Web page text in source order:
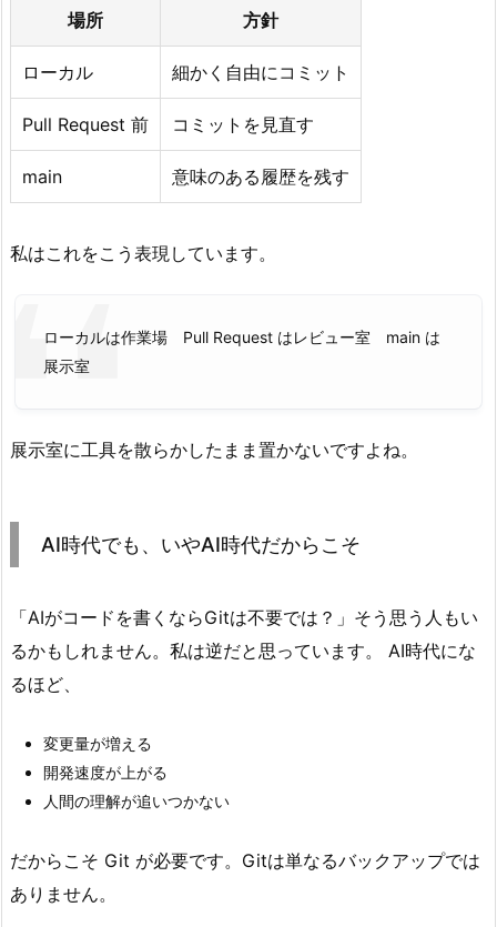
場所
方針
ローカル 細かく自由にコミット
Pull Request 前 コミットを見直す
main 意味のある履歴を残す
私はこれをこう表現しています。
ローカルは作業場 Pull Request はレビュー室 main は
展示室
展示室に工具を散らかしたまま置かないですよね。
AI時代でも、いやAI時代だからこそ
「AIがコードを書くならGitは不要では？」そう思う人もい
るかもしれません。私は逆だと思っています。 AI時代にな
るほど、
変更量が増える
開発速度が上がる
人間の理解が追いつかない
だからこそ Git が必要です。Gitは単なるバックアップでは
ありません。